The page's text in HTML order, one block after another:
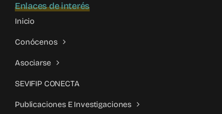
Enlaces de interés
Inicio
Conócenos
Asociarse
SEVIFIP CONECTA
Publicaciones E Investigaciones